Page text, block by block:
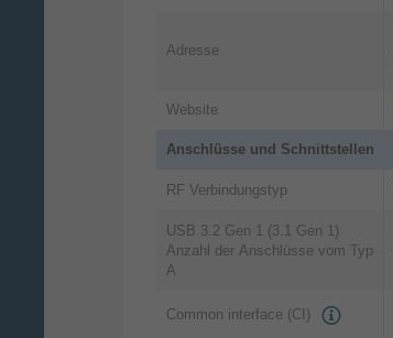
Adresse
Website
Anschlüsse und Schnittstellen
RF Verbindungstyp
USB 3.2 Gen 1 (3.1 Gen 1)
Anzahl der Anschlüsse vom Typ
A
Common interface (CI)